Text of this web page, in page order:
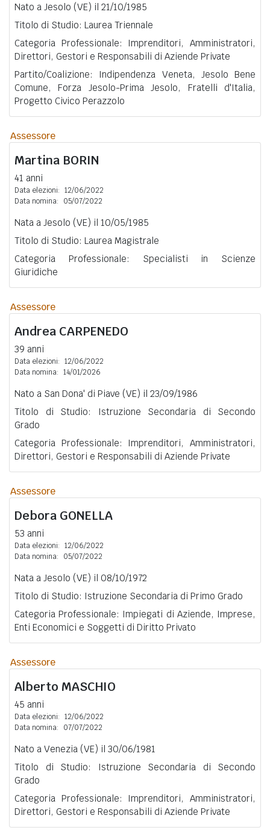
Nato a Jesolo (VE) il 21/10/1985
Titolo di Studio: Laurea Triennale
Categoria Professionale: Imprenditori, Amministratori,
Direttori, Gestori e Responsabili di Aziende Private
Partito/Coalizione: Indipendenza Veneta, Jesolo Bene
Comune, Forza Jesolo-Prima Jesolo, Fratelli d'Italia,
Progetto Civico Perazzolo
Assessore
Martina BORIN
41 anni
Data elezioni: 12/06/2022
Data nomina:
05/07/2022
Nata a Jesolo (VE) il 10/05/1985
Titolo di Studio: Laurea Magistrale
Categoria Professionale: Specialisti in Scienze
Giuridiche
Assessore
Andrea CARPENEDO
39 anni
Data elezioni: 12/06/2022
Data nomina: 14/01/2026
Nato a San Dona' di Piave (VE) il 23/09/1986
Titolo di Studio: Istruzione Secondaria di Secondo
Grado
Categoria Professionale: Imprenditori, Amministratori,
Direttori, Gestori e Responsabili di Aziende Private
Assessore
Debora GONELLA
53 anni
Data elezioni: 12/06/2022
Data nomina:
05/07/2022
Nata a Jesolo (VE) il 08/10/1972
Titolo di Studio: Istruzione Secondaria di Primo Grado
Categoria Professionale: Impiegati di Aziende, Imprese,
Enti Economici e Soggetti di Diritto Privato
Assessore
Alberto MASCHIO
45 anni
Data elezioni: 12/06/2022
Data nomina:
07/07/2022
Nato a Venezia (VE) il 30/06/1981
Titolo di Studio: Istruzione Secondaria di Secondo
Grado
Categoria Professionale: Imprenditori, Amministratori,
Direttori, Gestori e Responsabili di Aziende Private